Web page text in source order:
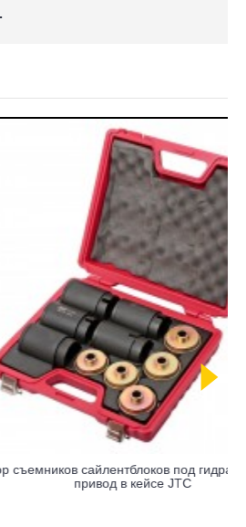
под гидравлический
в кейсе JTC